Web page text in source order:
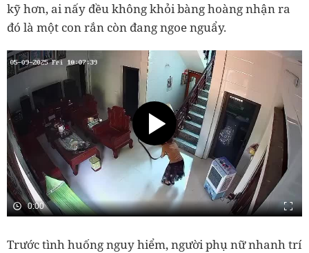
kỹ hơn, ai nấy đều không khỏi bàng hoàng nhận ra
đó là một con rắn còn đang ngoe nguẩy.
Trước tình huống nguy hiểm, người phụ nữ nhanh trí